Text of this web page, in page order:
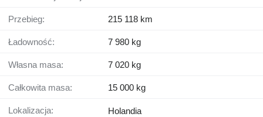
Przebieg: 215 118 km
Ładowność: 7 980 kg
Własna masa: 7 020 kg
Całkowita masa: 15 000 kg
Lokalizacja:
Holandia